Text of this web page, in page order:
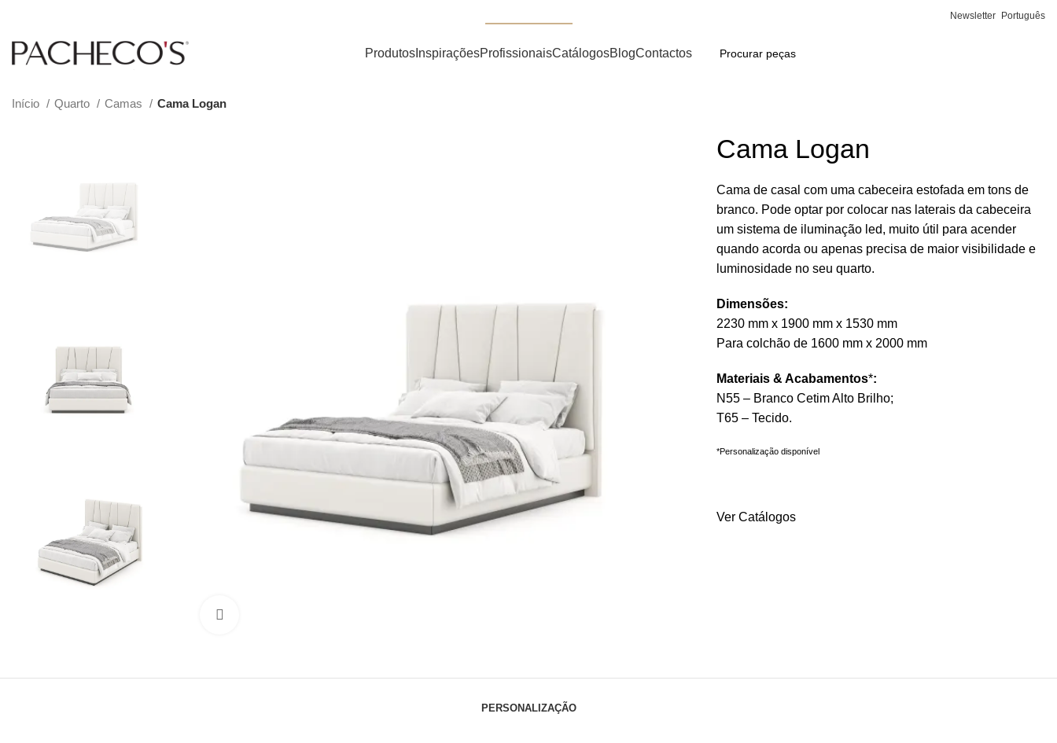
Newsletter Português
Produtos InspiraçõesProfissionaisCatálogosBlogContactos
Início Quarto Camas Cama Logan
Cama Logan
Cama de casal com uma cabeceira estofada em tons de
branco. Pode optar por colocar nas laterais da cabeceira
um sistema de iluminação led, muito útil para acender
quando acorda ou apenas precisa de maior visibilidade e
luminosidade no seu quarto.
Dimensões:
2230 mm x 1900 mm x 1530 mm
Para colchão de 1600 mm x 2000 mm
Materiais & Acabamentos*:
N55 – Branco Cetim Alto Brilho;
T65 – Tecido.
*Personalização disponível
Ver Catálogos
PERSONALIZAÇÃO